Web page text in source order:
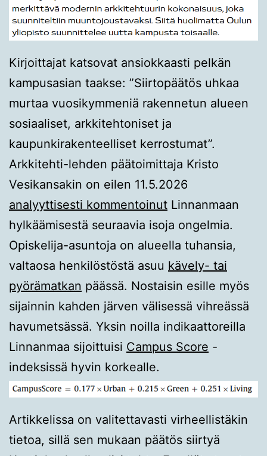
Kirjoittajat katsovat ansiokkaasti pelkän
kampusasian taakse: ”Siirtopäätös uhkaa
murtaa vuosikymmeniä rakennetun alueen
sosiaaliset, arkkitehtoniset ja
kaupunkirakenteelliset kerrostumat”.
Arkkitehti-lehden päätoimittaja Kristo
Vesikansakin on eilen 11.5.2026
analyyttisesti kommentoinut Linnanmaan
hylkäämisestä seuraavia isoja ongelmia.
Opiskelija-asuntoja on alueella tuhansia,
valtaosa henkilöstöstä asuu kävely- tai
pyörämatkan päässä. Nostaisin esille myös
sijainnin kahden järven välisessä vihreässä
havumetsässä. Yksin noilla indikaattoreilla
Linnanmaa sijoittuisi Campus Score -
indeksissä hyvin korkealle.
Artikkelissa on valitettavasti virheellistäkin
tietoa, sillä sen mukaan päätös siirtyä